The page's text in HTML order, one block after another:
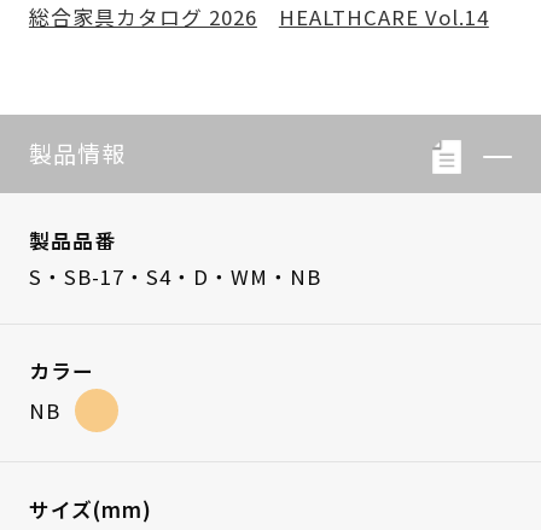
総合家具カタログ 2026 HEALTHCARE Vol.14
製品情報
製品品番
S・SB-17・S4・D・WM・NB
カラー
NB
サイズ(mm)